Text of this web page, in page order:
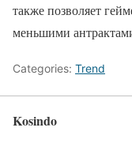
также позволяет
меньшими
Categories: Trend
Kosindo